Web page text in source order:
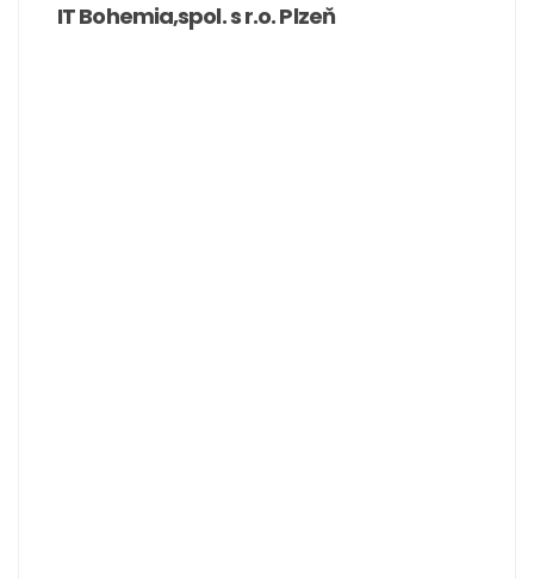
IT Bohemia,spol. s r.o. Plzeň